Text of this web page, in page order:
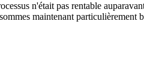
n'était pas rentable
maintenant